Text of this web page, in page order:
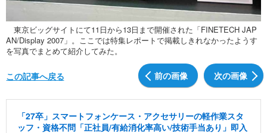
東京ビッグサイトにて11日から13日まで開催された「FINETECH JAP
AN/Display 2007」。ここでは特集レポートで掲載しきれなかったようす
を写真でまとめて紹介してみた。
前の画像 次の画像
この記事へ戻る
「27卒」スマートフォンケース・アクセサリーの軽作業スタ
ッフ・資格不問「正社員/有給消化率高い/技術手当あり」即入